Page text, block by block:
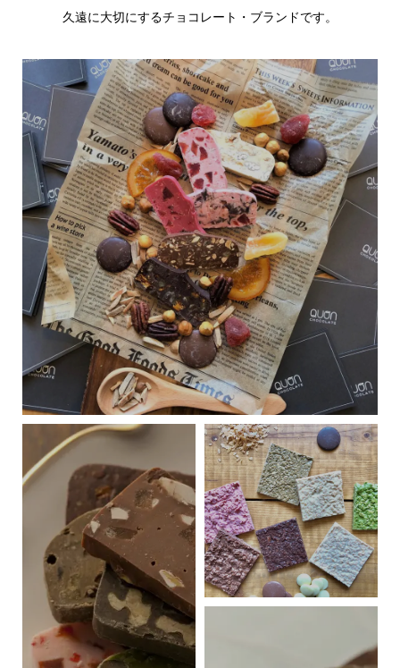
久遠に大切にするチョコレート・ブランドです。